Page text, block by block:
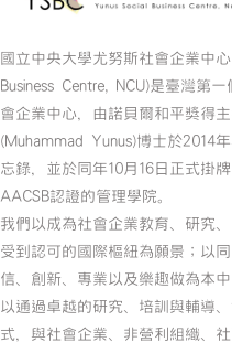
國立中央大學尤努斯社會企業中心
Business Centre, NCU)是臺灣第
會企業中心，由諾貝爾和平獎得
(Muhammad Yunus)博士於2014
忘錄，並於同年10月16日正式掛
AACSB認證的管理學院。
我們以成為社會企業教育、研究
受到認可的國際樞紐為願景；以
信、創新、專業以及樂趣做為本
以通過卓越的研究、培訓與輔導
式，與社會企業、非營利組織、